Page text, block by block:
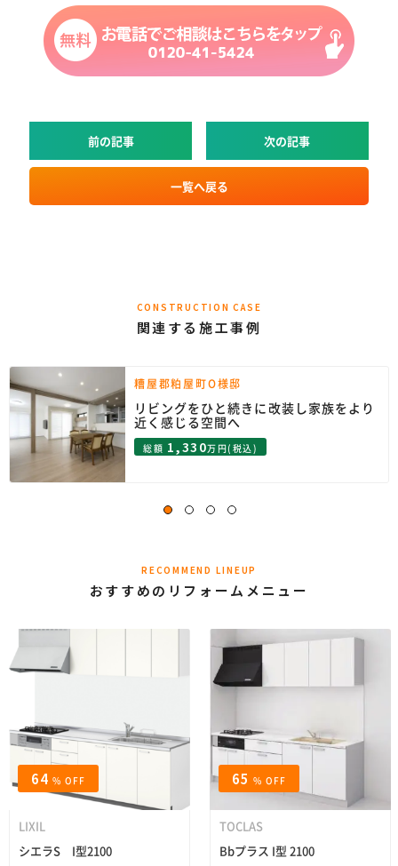
前の記事 次の記事
一覧へ戻る
CONSTRUCTION CASE
関連する施工事例
糟屋郡粕屋町O様邸
リビングをひと続きに改装し家族をより
近く感じる空間へ
総額 1,330万円(税込)
RECOMMEND LINEUP
おすすめのリフォームメニュー
64% OFF
LIXIL
シエラS I型2100
65% OFF
TOCLAS
Bbプラス I型 2100